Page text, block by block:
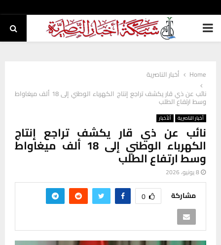
PRIMARY
Home
أخبار الناصرية
نائب عن ذي قار يكشف تراجع إنتاج الكهرباء الوطني إلى 18 ألف ميغاواط
وسط ارتفاع الطلب
أخبار الناصرية ألأخبار
نائب عن ذي قار يكشف تراجع إنتاج
الكهرباء الوطني إلى 18 ألف ميغاواط
وسط ارتفاع الطلب
8 يونيو، 2026
مشاركة 0